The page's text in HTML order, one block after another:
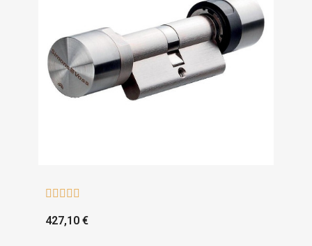
    
427,10 €